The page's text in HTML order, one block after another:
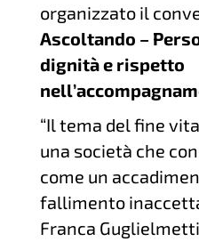
organizzato il
Ascoltando –
dignità e rispetto
“Il tema del fine
una società che
come un
fallimento
Franca